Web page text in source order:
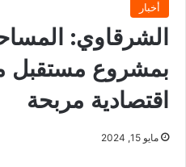
أخبار
الشرقاوي:
بمشروع مستقبل
اقتصادية مربحة
مايو 15, 2024